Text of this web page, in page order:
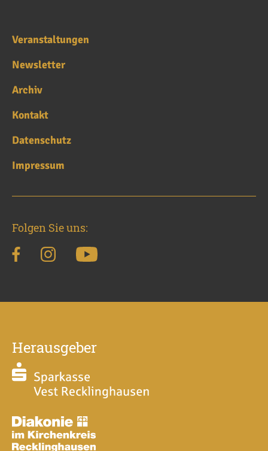
Veranstaltungen
Newsletter
Archiv
Kontakt
Datenschutz
Impressum
Folgen Sie uns:
Herausgeber